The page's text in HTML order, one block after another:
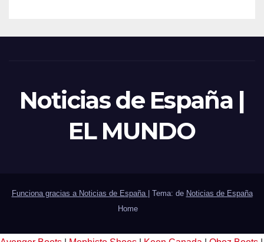
Noticias de España |
EL MUNDO
Funciona gracias a Noticias de España Tema: de Noticias de España
Home